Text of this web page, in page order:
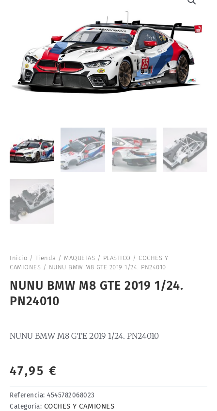
Inicio / Tienda / MAQUETAS / PLASTICO / COCHES Y
CAMIONES / NUNU BMW M8 GTE 2019 1/24. PN24010
NUNU BMW M8 GTE 2019 1/24.
PN24010
NUNU BMW M8 GTE 2019 1/24. PN24010
47,95 €
Referencia: 4545782068023
Categoría: COCHES Y CAMIONES